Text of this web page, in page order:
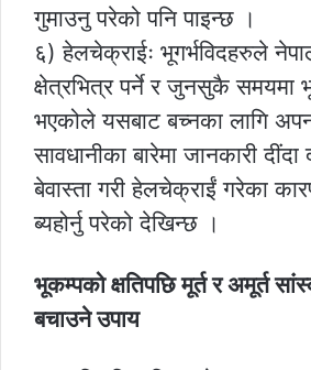
गुमाउनु परेको पनि पाइन्छ ।
६) हेलचेक्राईः भूगर्भविदहरुले
क्षेत्रभित्र पर्ने र जुनसुकै समयमा
भएकोले यसबाट बच्नका लागि
सावधानीका बारेमा जानकारी
बेवास्ता गरी हेलचेक्राईं गरेका
ब्यहोर्नु परेको देखिन्छ ।
भूकम्पको क्षतिपछि मूर्त र अमूर्त
बचाउने उपाय